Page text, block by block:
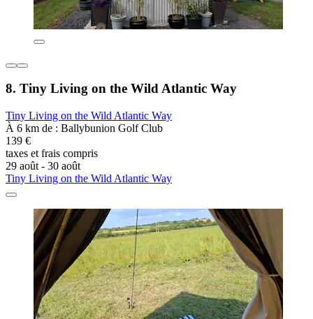
8. Tiny Living on the Wild Atlantic Way
Tiny Living on the Wild Atlantic Way
À 6 km de : Ballybunion Golf Club
139 €
taxes et frais compris
29 août - 30 août
Tiny Living on the Wild Atlantic Way